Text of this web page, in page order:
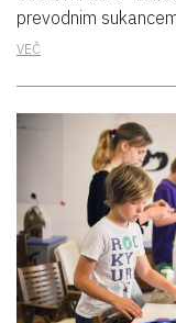
prevodnim
VEČ